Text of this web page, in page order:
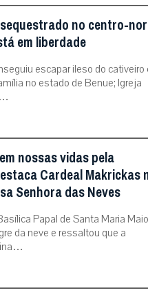
no centro-
em liberdade
escapar ileso do cativeiro
no estado de Benue; Igreja
nossas vidas pela
Cardeal Makrickas
Senhora das Neves
Papal de Santa Maria
da neve e ressaltou que a